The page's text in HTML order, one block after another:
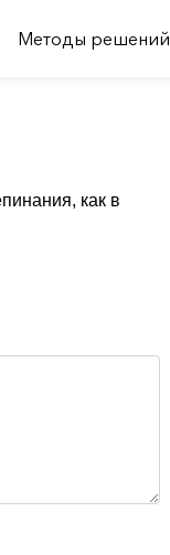
Методы решений
как в